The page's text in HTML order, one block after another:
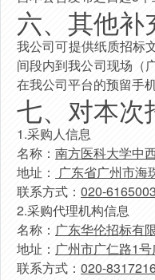
六、其他补
我公司可提供纸质招标
间段内到我公司现场（
在我公司平台的预留手
七、对本次
1.采购人信息
名称： 南方医科大学中
地址： 广东省广州市海
联系方式： 020-
2.采购代理机构信息
名称： 广东华伦招标有
地址： 广州市广仁路1
联系方式： 020-